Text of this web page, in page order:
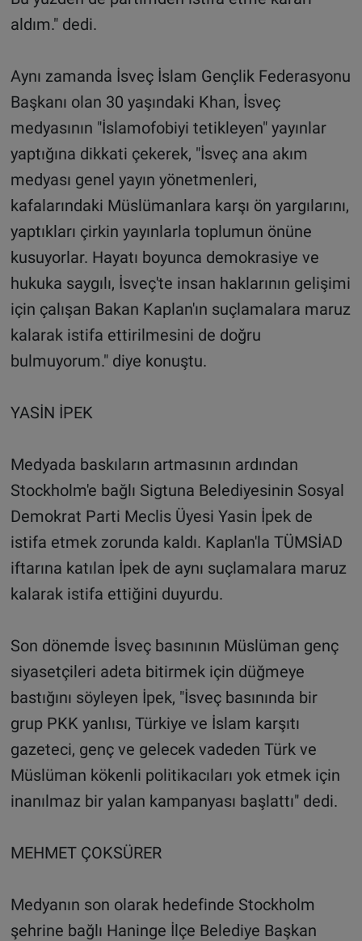
aldım." dedi.
Aynı zamanda İsveç İslam Gençlik Federasyonu
Başkanı olan 30 yaşındaki Khan, İsveç
medyasının "İslamofobiyi tetikleyen" yayınlar
yaptığına dikkati çekerek, "İsveç ana akım
medyası genel yayın yönetmenleri,
kafalarındaki Müslümanlara karşı ön yargılarını,
yaptıkları çirkin yayınlarla toplumun önüne
kusuyorlar. Hayatı boyunca demokrasiye ve
hukuka saygılı, İsveç'te insan haklarının gelişimi
için çalışan Bakan Kaplan'ın suçlamalara maruz
kalarak istifa ettirilmesini de doğru
bulmuyorum." diye konuştu.
YASİN İPEK
Medyada baskıların artmasının ardından
Stockholm'e bağlı Sigtuna Belediyesinin Sosyal
Demokrat Parti Meclis Üyesi Yasin İpek de
istifa etmek zorunda kaldı. Kaplan'la TÜMSİAD
iftarına katılan İpek de aynı suçlamalara maruz
kalarak istifa ettiğini duyurdu.
Son dönemde İsveç basınının Müslüman genç
siyasetçileri adeta bitirmek için düğmeye
bastığını söyleyen İpek, "İsveç basınında bir
grup PKK yanlısı, Türkiye ve İslam karşıtı
gazeteci, genç ve gelecek vadeden Türk ve
Müslüman kökenli politikacıları yok etmek için
inanılmaz bir yalan kampanyası başlattı" dedi.
MEHMET ÇOKSÜRER
Medyanın son olarak hedefinde Stockholm
şehrine bağlı Haninge İlçe Belediye Başkan